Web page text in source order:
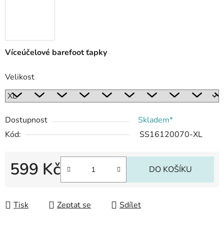
Víceúčelové barefoot ťapky
Velikost
Dostupnost
Skladem*
Kód:
SS16120070-XL
599 Kč DO KOŠÍKU
Tisk Zeptat se Sdílet